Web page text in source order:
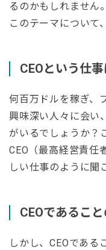
るのかもしれません。
このテーマについて
CEOという仕
何百万ドルを稼ぎ、
興味深い人々に会い
がいるでしょうか？
CEO（最高経営責任
しい仕事のように聞
CEOであるこ
しかし、CEOである